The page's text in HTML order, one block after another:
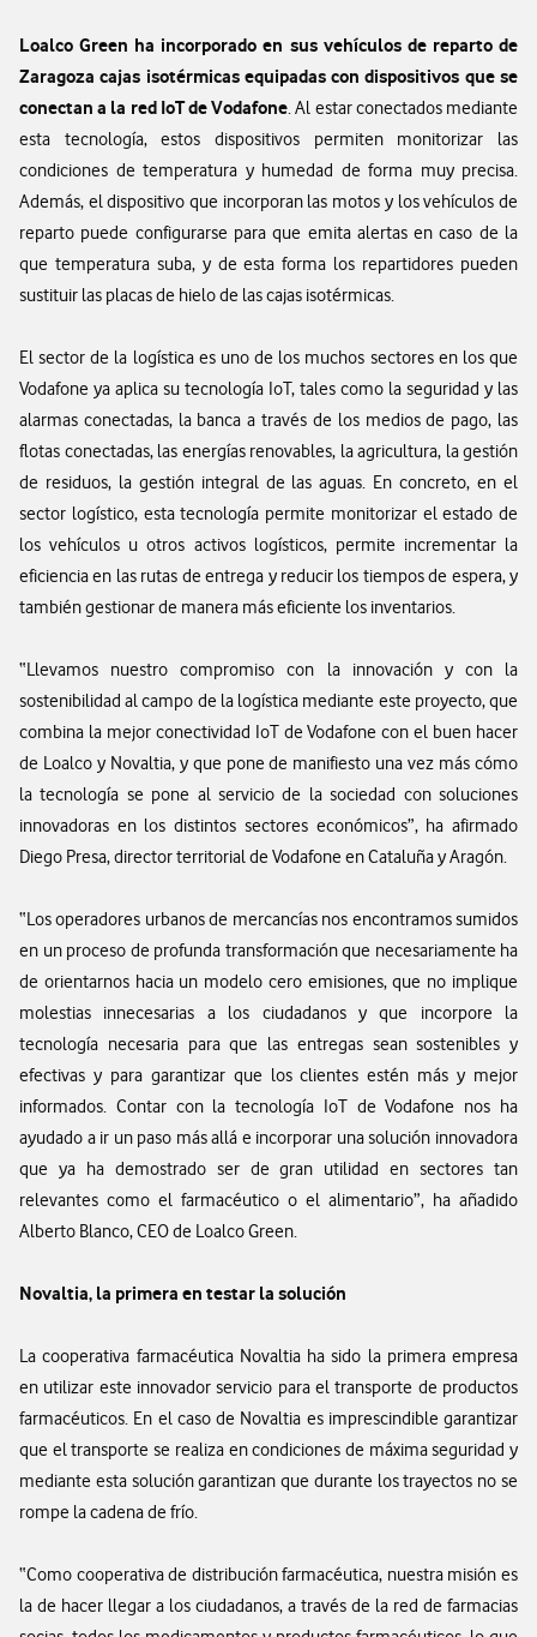
Loalco Green ha incorporado en sus vehículos de reparto de
Zaragoza cajas isotérmicas equipadas con dispositivos que se
conectan a la red IoT de Vodafone. Al estar conectados mediante
esta tecnología, estos dispositivos permiten monitorizar las
condiciones de temperatura y humedad de forma muy precisa.
Además, el dispositivo que incorporan las motos y los vehículos de
reparto puede configurarse para que emita alertas en caso de la
que temperatura suba, y de esta forma los repartidores pueden
sustituir las placas de hielo de las cajas isotérmicas.
El sector de la logística es uno de los muchos sectores en los que
Vodafone ya aplica su tecnología IoT, tales como la seguridad y las
alarmas conectadas, la banca a través de los medios de pago, las
flotas conectadas, las energías renovables, la agricultura, la gestión
de residuos, la gestión integral de las aguas. En concreto, en el
sector logístico, esta tecnología permite monitorizar el estado de
los vehículos u otros activos logísticos, permite incrementar la
eficiencia en las rutas de entrega y reducir los tiempos de espera, y
también gestionar de manera más eficiente los inventarios.
“Llevamos nuestro compromiso con la innovación y con la
sostenibilidad al campo de la logística mediante este proyecto, que
combina la mejor conectividad IoT de Vodafone con el buen hacer
de Loalco y Novaltia, y que pone de manifiesto una vez más cómo
la tecnología se pone al servicio de la sociedad con soluciones
innovadoras en los distintos sectores económicos”, ha afirmado
Diego Presa, director territorial de Vodafone en Cataluña y Aragón.
“Los operadores urbanos de mercancías nos encontramos sumidos
en un proceso de profunda transformación que necesariamente ha
de orientarnos hacia un modelo cero emisiones, que no implique
molestias innecesarias a los ciudadanos y que incorpore la
tecnología necesaria para que las entregas sean sostenibles y
efectivas y para garantizar que los clientes estén más y mejor
informados. Contar con la tecnología IoT de Vodafone nos ha
ayudado a ir un paso más allá e incorporar una solución innovadora
que ya ha demostrado ser de gran utilidad en sectores tan
relevantes como el farmacéutico o el alimentario”, ha añadido
Alberto Blanco, CEO de Loalco Green.
Novaltia, la primera en testar la solución
La cooperativa farmacéutica Novaltia ha sido la primera empresa
en utilizar este innovador servicio para el transporte de productos
farmacéuticos. En el caso de Novaltia es imprescindible garantizar
que el transporte se realiza en condiciones de máxima seguridad y
mediante esta solución garantizan que durante los trayectos no se
rompe la cadena de frío.
“Como cooperativa de distribución farmacéutica, nuestra misión es
la de hacer llegar a los ciudadanos, a través de la red de farmacias